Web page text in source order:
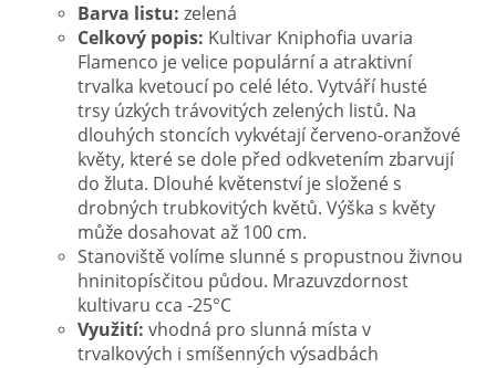
Barva listu: zelená
Celkový popis: Kultivar Kniphofia uvaria
Flamenco je velice populární a atraktivní
trvalka kvetoucí po celé léto. Vytváří husté
trsy úzkých trávovitých zelených listů. Na
dlouhých stoncích vykvétají červeno-oranžové
květy, které se dole před odkvetením zbarvují
do žluta. Dlouhé květenství je složené s
drobných trubkovitých květů. Výška s květy
může dosahovat až 100 cm.
Stanoviště volíme slunné s propustnou živnou
hninitopísčitou půdou. Mrazuvzdornost
kultivaru cca -25°C
Využití: vhodná pro slunná místa v
trvalkových i smíšenných výsadbách